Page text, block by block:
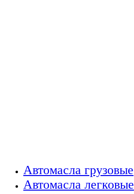
Автомасла грузовые
Автомасла легковые